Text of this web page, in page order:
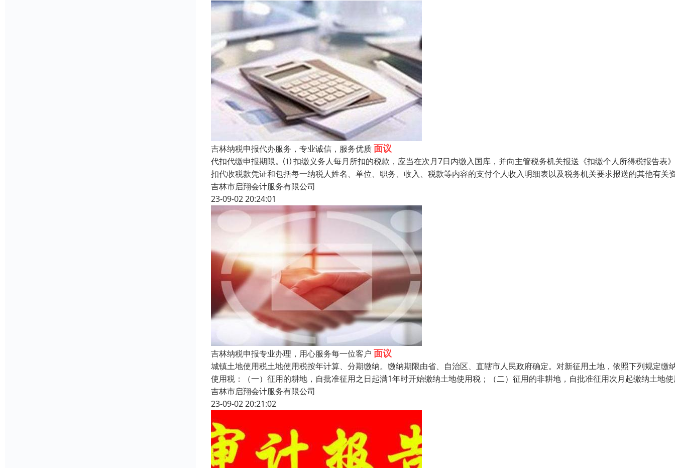
吉林纳税申报代办服务，专业诚信，服务优质面议
代扣代缴申报期限。⑴ 扣缴义务人每月所扣的税款，应当在次月7日内缴入国库，并向主管税务机关报送《扣缴个人所得税报告表
扣代收税款凭证和包括每一纳税人姓名、单位、职务、收入、税款等内容的支付个人收入明细表以及税务机关要求报送的其他有关
吉林市启翔会计服务有限公司
23-09-02 20:24:01
吉林纳税申报专业办理，用心服务每一位客户 面议
城镇土地使用税土地使用税按年计算、分期缴纳。缴纳期限由省、自治区、直辖市人民政府确定。对新征用土地，依照下列规定缴
使用税：（一）征用的耕地，自批准征用之日起满1年时开始缴纳土地使用税；（二）征用的非耕地，自批准征用次月起缴纳土地
吉林市启翔会计服务有限公司
23-09-02 20:21:02